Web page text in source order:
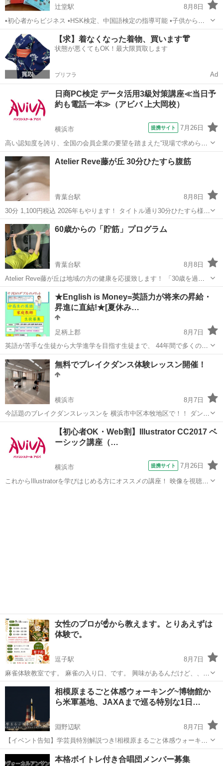
辻堂駅
8月8日
•初心者からビジネス •HSK検定、中国語検定の指導可能 •子供から大
人まで幅広い方向け 気軽に中国語を楽しく勉強してみませんか！ 講師
プロフィール: ★国立師範大学卒 ★中国の小学校で10年間国語教師
★...
神奈川 茅ヶ崎市 辻堂駅 中国語 レッスン
【求】着なくなった着物、買います👘
状態が悪くてもOK！最大限買取します
プリフラ Ad
日商PC検定 データ活用3級対策講座≪当日予
約も電話一本≫（アビバ 上大岡校）
横浜市 提携サイト 7月26日
高い認知度を誇り、全国の会員企業の要望を踏まえた“現場で求められ
ているスキル”、つまり実務を強く想定したスキルが身につく「日商PC
検定 データ活用3級」の取得に向けた学習を行います。
神奈川 横浜市
Atelier Reve藤が丘 30分ひたすら腹筋
青葉台駅
8月8日
30分 1,100円税込 2026年もやります！ タイトル通り30分ひたすら様々
な腹筋をします！ バッキバキで引き締まったウエストをGETしましょ
う！！ 会員様でなくてもどなたでもご参加OKです！ ※ペアでも同料
金でご...
神奈川 横浜市 青葉台駅 スポーツ 腹筋
60歳からの「貯筋」プログラム
青葉台駅
8月8日
Atelier Reve藤が丘は地域の方の健康を応援致します！ 「30歳を過ぎ
ると筋肉は毎年1%ずつ減少する」と言われています。 また、その逆
に80歳から筋トレを始めて筋肉が増えた方もいらっしゃいます。 人生
100 年時代...
神奈川 横浜市 60歳
★English is Money=英語力が将来の昇給・
昇進に直結!★[夏休み…
足柄上郡
8月7日
英語が苦手な生徒から大学進学を目指す生徒まで、 44年間で多くの中
学生・高校生を指導してきました。個別指導塾での指導経験もありま
す。 お子さんの「つまずき」を正確に見つけ、 その場で最適な教え方
に切り替えるのが私の...
神奈川 足柄上郡 英語/基礎英語 英語教師
無料でブレイクダンス体験レッスン開催！
横浜市
8月7日
今話題のブレイクダンスレッスンを 横浜市中区本牧地区で！！ ダンス
初心者大歓迎！！ 現在在籍者もほとんどの子供がダンス未経験からス
タートしています！ 年齢や性別は問いません!! ブレイクダンスに興味
がある方であれば、 ど...
ブレイクダンス 本牧
【初心者OK・Web割】Illustrator CC2017 ベ
ーシック講座（…
横浜市 提携サイト 7月26日
これからIllustratorを学びはじめる方にオススメの講座！ 映像を視聴し
女性のプロが☝️から教えます。とりあえずは
体験で。
逗子駅
8月7日
麻雀体験教室です。 麻雀の入り口、です。 興味があるんだけど、、、
心配 みたいな方、どうぞお待ち申し上げますね！
神奈川 逗子市 逗子駅 麻雀 興味
相模原まるごと体感ウォーキング~博物館か
ら米軍基地、JAXAまで巡る特別な1日…
淵野辺駅
8月7日
【イベント告知】学芸員特別解説つき!相模原まるごと体感ウォーキン
グを開催します 「宇宙のまち」として知られる相模原ですが、その内
側には時代ごとに姿を変えてきた激動の歴史があります。養蚕の村か
神奈川 相模原市 淵野辺駅 その他 米軍基地
本格ボイトレ付き合唱団メンバー募集